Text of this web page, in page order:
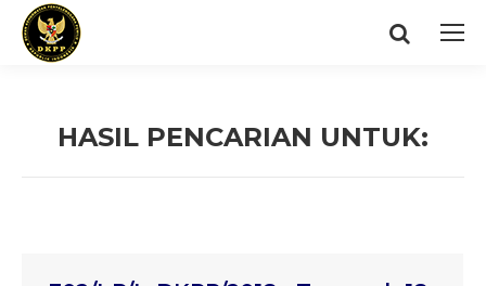
Search:
HASIL PENCARIAN UNTUK: